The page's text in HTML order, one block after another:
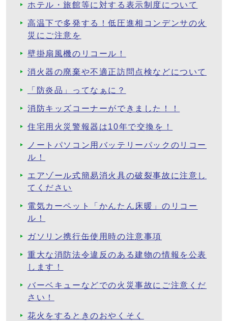
ホテル・旅館等に対する表示制度について
高温下で多発する！低圧進相コンデンサの火
災にご注意を
壁掛扇風機のリコール！
消火器の廃棄や不適正訪問点検などについて
「防炎品」ってなぁに？
消防キッズコーナーができました！！
住宅用火災警報器は10年で交換を！
ノートパソコン用バッテリーパックのリコー
ル！
エアゾール式簡易消火具の破裂事故に注意し
てください
電気カーペット「かんたん床暖」のリコー
ル！
ガソリン携行缶使用時の注意事項
重大な消防法令違反のある建物の情報を公表
します！
バーベキューなどでの火災事故にご注意くだ
さい！
花火をするときのおやくそく